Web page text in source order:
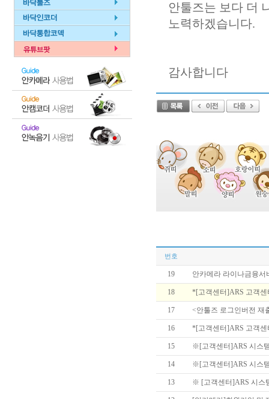
안툴즈는 보다 더
노력하겠습니다.
감사합니다
번호
19 안카메라 라이나금융서
18 *[고객센터]ARS 고객센
17 <안툴즈 로그인버전 재
16 *[고객센터]ARS 고객센
15 ※[고객센터]ARS 시스
14 ※[고객센터]ARS 시스
13 ※ [고객센터]ARS 시스